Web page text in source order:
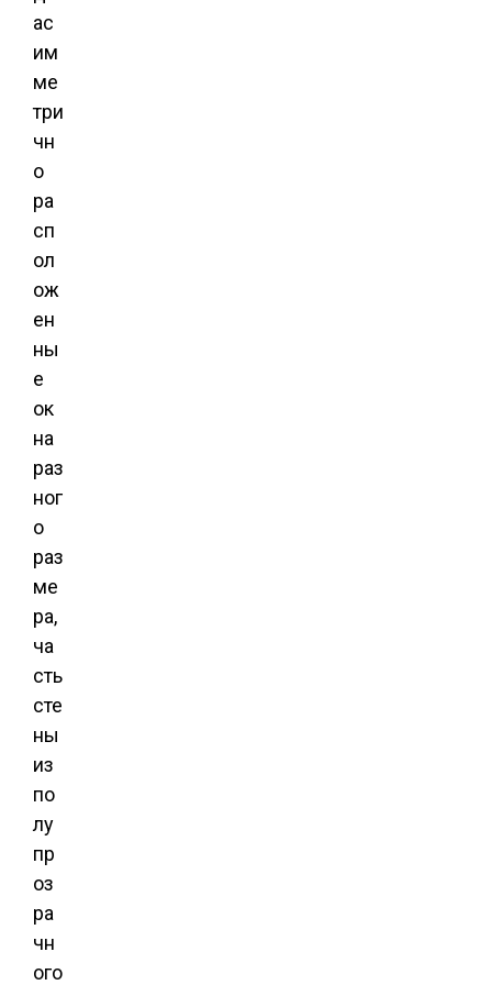
ас
им
ме
три
чн
о
ра
сп
ол
ож
ен
ны
е
ок
на
раз
ног
о
раз
ме
ра,
ча
сть
сте
ны
из
по
лу
пр
оз
ра
чн
ого